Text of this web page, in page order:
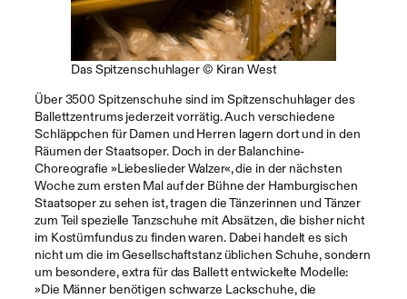
Das Spitzenschuhlager © Kiran West
Über 3500 Spitzenschuhe sind im Spitzenschuhlager des
Ballettzentrums jederzeit vorrätig. Auch verschiedene
Schläppchen für Damen und Herren lagern dort und in den
Räumen der Staatsoper. Doch in der Balanchine-
Choreografie »Liebeslieder Walzer«, die in der nächsten
Woche zum ersten Mal auf der Bühne der Hamburgischen
Staatsoper zu sehen ist, tragen die Tänzerinnen und Tänzer
zum Teil spezielle Tanzschuhe mit Absätzen, die bisher nicht
im Kostümfundus zu finden waren. Dabei handelt es sich
nicht um die im Gesellschaftstanz üblichen Schuhe, sondern
um besondere, extra für das Ballett entwickelte Modelle:
»Die Männer benötigen schwarze Lackschuhe, die